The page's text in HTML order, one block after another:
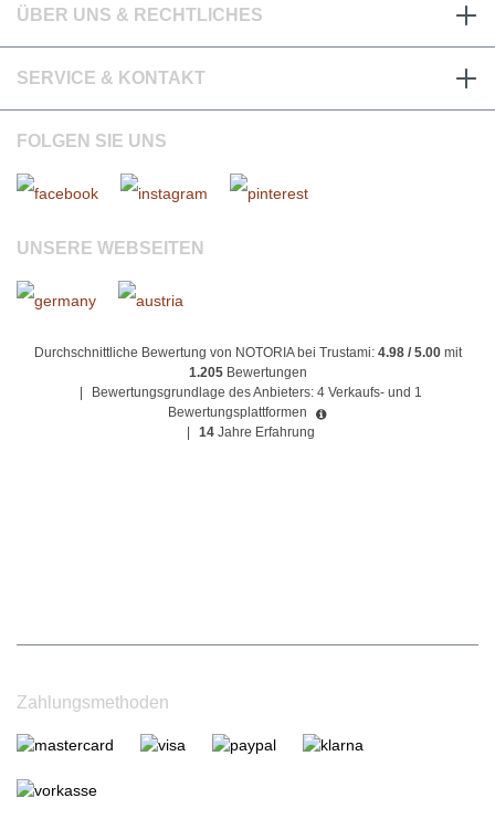
ÜBER UNS & RECHTLICHES
SERVICE & KONTAKT
FOLGEN SIE UNS
UNSERE WEBSEITEN
Durchschnittliche Bewertung von NOTORIA bei Trustami: 4.98 / 5.00mit
1.205 Bewertungen
Bewertungsgrundlage des Anbieters: 4 Verkaufs- und 1
Bewertungsplattformen
14 Jahre Erfahrung
Zahlungsmethoden